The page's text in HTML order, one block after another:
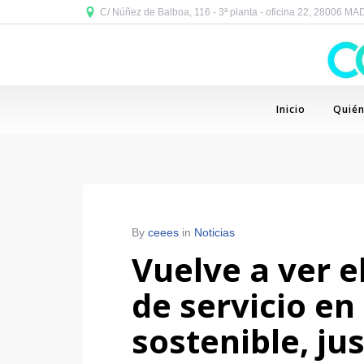
C/ Núñez de Balboa, 116 - 3ª planta - oficina 22, 28006
Inicio
By ceees in Noticias
Vuelve a ver
de servicio
sostenible,